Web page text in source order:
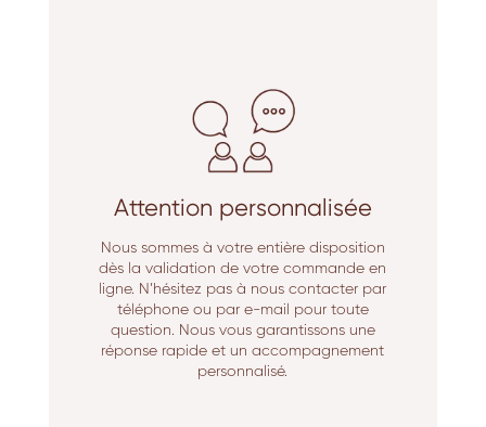
Attention personnalisée
Nous sommes à votre entière disposition
dès la validation de votre commande en
ligne. N’hésitez pas à nous contacter par
téléphone ou par e-mail pour toute
question. Nous vous garantissons une
réponse rapide et un accompagnement
personnalisé.